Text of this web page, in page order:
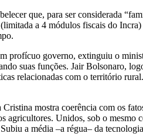
que, para ser considerada
a 4 módulos fiscais do Incra)
profícuo governo, extinguiu o
suas funções. Jair Bolsonaro,
relacionadas com o território
mostra coerência com os
agricultores. Unidos, sob o mesmo
a média –a régua– da